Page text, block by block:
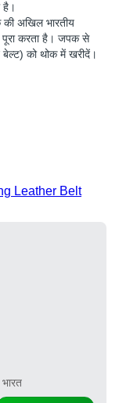
है।
की अखिल भारतीय
पूरा करता है। जपक से
बेल्ट) को थोक में खरीदें।
Leather Belt